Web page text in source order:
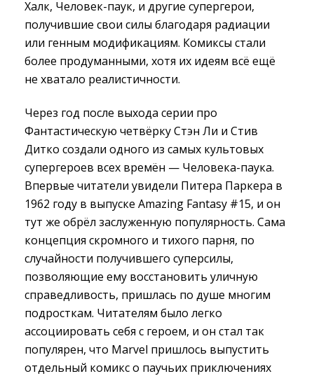
Халк, Человек-паук, и другие супергерои,
получившие свои силы благодаря радиации
или генным модификациям. Комиксы стали
более продуманными, хотя их идеям всё ещё
не хватало реалистичности.
Через год после выхода серии про
Фантастическую четвёрку Стэн Ли и Стив
Дитко создали одного из самых культовых
супергероев всех времён — Человека-паука.
Впервые читатели увидели Питера Паркера в
1962 году в выпуске Amazing Fantasy #15, и он
тут же обрёл заслуженную популярность. Сама
концепция скромного и тихого парня, по
случайности получившего суперсилы,
позволяющие ему восстановить уличную
справедливость, пришлась по душе многим
подросткам. Читателям было легко
ассоциировать себя с героем, и он стал так
популярен, что Marvel пришлось выпустить
отдельный комикс о паучьих приключениях